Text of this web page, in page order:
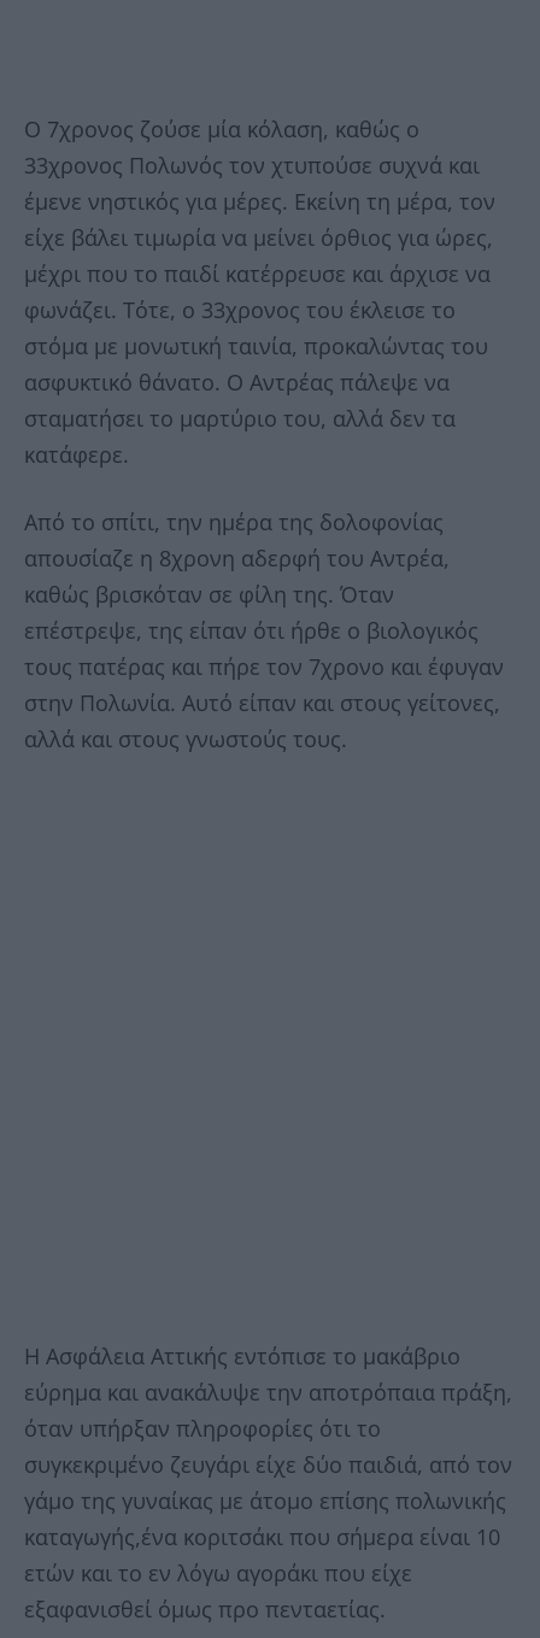
Ο 7χρονος ζούσε μία κόλαση, καθώς ο
33χρονος Πολωνός τον χτυπούσε συχνά και
έμενε νηστικός για μέρες. Εκείνη τη μέρα, τον
είχε βάλει τιμωρία να μείνει όρθιος για ώρες,
μέχρι που το παιδί κατέρρευσε και άρχισε να
φωνάζει. Τότε, ο 33χρονος του έκλεισε το
στόμα με μονωτική ταινία, προκαλώντας του
ασφυκτικό θάνατο. Ο Αντρέας πάλεψε να
σταματήσει το μαρτύριο του, αλλά δεν τα
κατάφερε.
Από το σπίτι, την ημέρα της δολοφονίας
απουσίαζε η 8χρονη αδερφή του Αντρέα,
καθώς βρισκόταν σε φίλη της. Όταν
επέστρεψε, της είπαν ότι ήρθε ο βιολογικός
τους πατέρας και πήρε τον 7χρονο και έφυγαν
στην Πολωνία. Αυτό είπαν και στους γείτονες,
αλλά και στους γνωστούς τους.
Η Ασφάλεια Αττικής εντόπισε το μακάβριο
εύρημα και ανακάλυψε την αποτρόπαια πράξη,
όταν υπήρξαν πληροφορίες ότι το
συγκεκριμένο ζευγάρι είχε δύο παιδιά, από τον
γάμο της γυναίκας με άτομο επίσης πολωνικής
καταγωγής,ένα κοριτσάκι που σήμερα είναι 10
ετών και το εν λόγω αγοράκι που είχε
εξαφανισθεί όμως προ πενταετίας.